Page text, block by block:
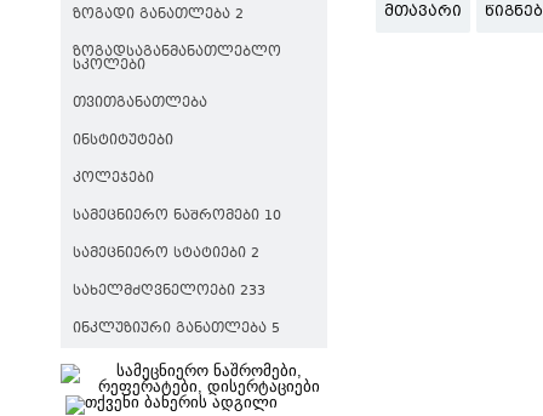
ᲖᲝᲒᲐᲓᲘ ᲒᲐᲜᲐᲗᲚᲔᲑᲐ 2
ᲖᲝᲒᲐᲓᲡᲐᲒᲐᲜᲛᲐᲜᲐᲗᲚᲔᲑᲚᲝ
ᲡᲙᲝᲚᲔᲑᲘ
ᲗᲕᲘᲗᲒᲐᲜᲐᲗᲚᲔᲑᲐ
ᲘᲜᲡᲢᲘᲢᲣᲢᲔᲑᲘ
ᲙᲝᲚᲔᲯᲔᲑᲘ
ᲡᲐᲛᲔᲪᲜᲘᲔᲠᲝ ᲜᲐᲨᲠᲝᲛᲔᲑᲘ 10
ᲡᲐᲛᲔᲪᲜᲘᲔᲠᲝ ᲡᲢᲐᲢᲘᲔᲑᲘ 2
ᲡᲐᲮᲔᲚᲛᲫᲦᲕᲜᲔᲚᲝᲔᲑᲘ 233
ᲘᲜᲙᲚᲣᲖᲘᲣᲠᲘ ᲒᲐᲜᲐᲗᲚᲔᲑᲐ 5
ᲛᲗᲐᲕᲐᲠᲘ